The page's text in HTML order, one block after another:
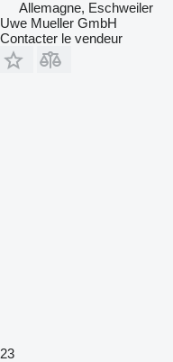
Allemagne, Eschweiler
Uwe Mueller GmbH
Contacter le vendeur
23